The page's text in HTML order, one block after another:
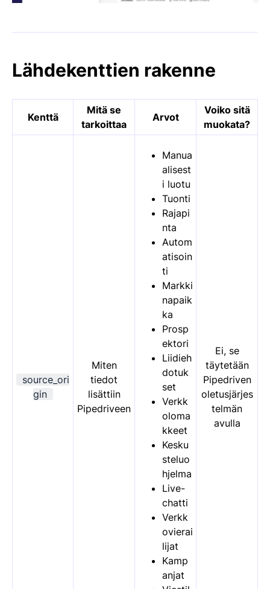
Lähdekenttien rakenne
Kenttä
Mitä se
tarkoittaa
Arvot
Voiko sitä
muokata?
source_ori
gin
Miten
tiedot
lisättiin
Pipedriveen
Manua
alisest
i luotu
Tuonti
Rajapi
nta
Autom
atisoin
ti
Markki
napaik
ka
Prosp
ektori
Liidieh
dotuk
set
Verkk
oloma
kkeet
Kesku
steluo
hjelma
Live-
chatti
Verkk
ovierai
lijat
Kamp
anjat
Ei, se
täytetään
Pipedriven
oletusjärjes
telmän
avulla